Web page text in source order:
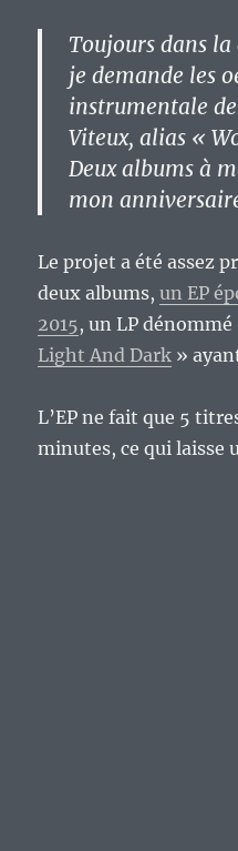
Toujours dans la
je demande les
instrumentale
Viteux, alias «
Deux albums à
mon
Le projet a été assez
deux albums,un EP
2015, un LP
Light And Dark »
L’EP ne fait que 5
minutes, ce qui laisse